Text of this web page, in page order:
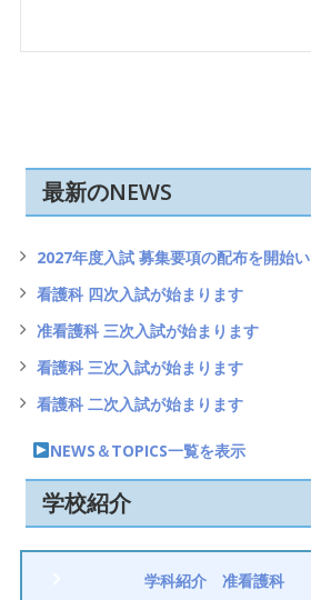
最新のNEWS
2027年度入試 募集要項の配布を開始
看護科 四次入試が始まります
准看護科 三次入試が始まります
看護科 三次入試が始まります
看護科 二次入試が始まります
NEWS＆TOPICS一覧を表示
学校紹介
学科紹介 准看護科